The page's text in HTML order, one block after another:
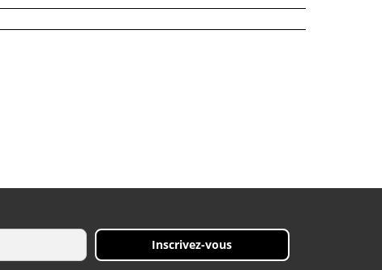
Inscrivez-vous